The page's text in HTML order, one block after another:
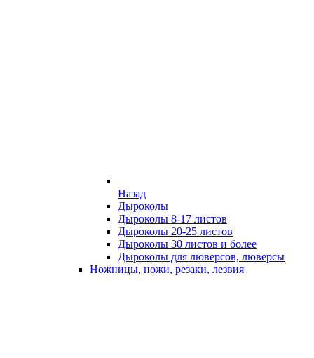
Назад
Дыроколы
Дыроколы 8-17 листов
Дыроколы 20-25 листов
Дыроколы 30 листов и более
Дыроколы для люверсов, люверсы
Ножницы, ножи, резаки, лезвия